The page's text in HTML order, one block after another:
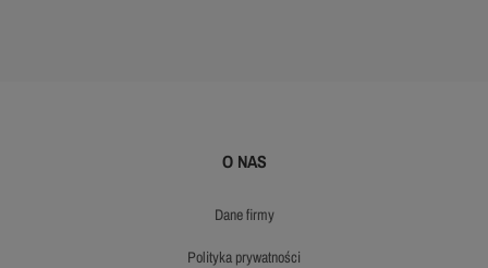
O NAS
dane firmy
polityka prywatności